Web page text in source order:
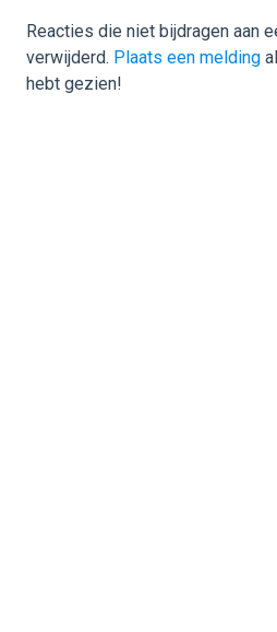
Reacties die niet bijdragen aan
verwijderd. Plaats een melding
hebt gezien!